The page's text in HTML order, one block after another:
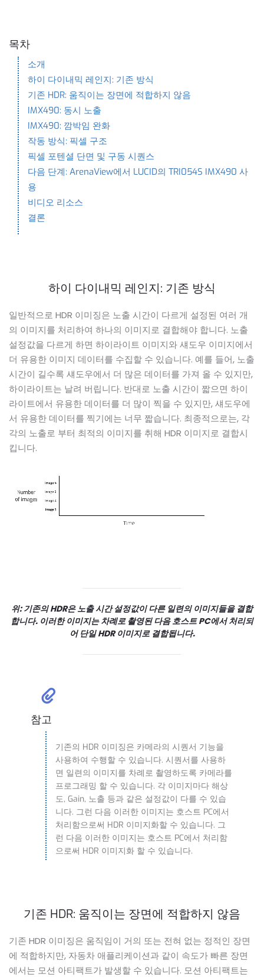
목차
소개
하이 다이내믹 레인지: 기존 방식
기존 HDR: 움직이는 장면에 적합하지 않음
IMX490: 동시 노출
IMX490: 깜박임 완화
작동 방식: 픽셀 구조
픽셀 포텐셜 단면 및 구동 시퀀스
다음 단계: ArenaView에서 LUCID의 TRI054S IMX490 사
용
비디오 리소스
결론
하이 다이내믹 레인지: 기존 방식
일반적으로 HDR 이미징은 노출 시간이 다르게 설정된 여러 개
의 이미지를 처리하여 하나의 이미지로 결합해야 합니다. 노출
설정값을 다르게 하면 하이라이트 이미지와 섀도우 이미지에서
더 유용한 이미지 데이터를 수집할 수 있습니다. 예를 들어, 노출
시간이 길수록 섀도우에서 더 많은 데이터를 가져 올 수 있지만,
하이라이트는 날려 버립니다. 반대로 노출 시간이 짧으면 하이
라이트에서 유용한 데이터를 더 많이 찍을 수 있지만, 섀도우에
서 유용한 데이터를 찍기에는 너무 짧습니다. 최종적으로는, 각
각의 노출로 부터 최적의 이미지를 취해 HDR 이미지로 결합시
킵니다.
위: 기존의 HDR은 노출 시간 설정값이 다른 일련의 이미지들을 결합
합니다. 이러한 이미지는 차례로 촬영된 다음 호스트 PC에서 처리되
어 단일 HDR 이미지로 결합됩니다.
참고
기존의 HDR 이미징은 카메라의 시퀀서 기능을
사용하여 수행할 수 있습니다. 시퀀서를 사용하
면 일련의 이미지를 차례로 촬영하도록 카메라를
프로그래밍 할 수 있습니다. 각 이미지마다 해상
도, Gain, 노출 등과 같은 설정값이 다를 수 있습
니다. 그런 다음 이러한 이미지는 호스트 PC에서
처리함으로써 HDR 이미지화할 수 있습니다. 그
런 다음 이러한 이미지는 호스트 PC에서 처리함
으로써 HDR 이미지화 할 수 있습니다.
기존 HDR: 움직이는 장면에 적합하지 않음
기존 HDR 이미징은 움직임이 거의 또는 전혀 없는 정적인 장면
에 적합하지만, 자동차 애플리케이션과 같이 속도가 빠른 장면
에서는 모션 아티팩트가 발생할 수 있습니다. 모션 아티팩트는